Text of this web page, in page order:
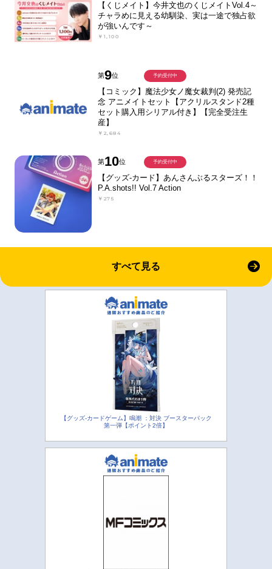
【くじメイト】今井文也のくじメイトVol.4～
チャラめに見える幼馴染、実は一途で独占欲
が強いんです～
￥1,100
第9位
【コミック】魔法少女ノ魔女裁判(2) 発売記
念 アニメイトセット【アクリルスタンド2種
セット購入用シリアル付き】【完全受注生
産】
￥2,684
予約受付中
第10位
【グッズ-カード】あんさんぶるスターズ！！
P.A.shots!! Vol.7 Action
￥275
予約受付中
すべて見る
【グッズ-カードゲーム】鳴潮 ：対決 ブースターパック
第一弾【ポイント2倍】